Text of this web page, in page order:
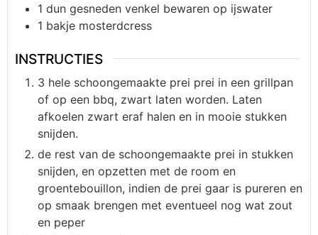
1 dun gesneden venkel bewaren op ijswater
1 bakje mosterdcress
INSTRUCTIES
3 hele schoongemaakte prei prei in een grillpan
of op een bbq, zwart laten worden. Laten
afkoelen zwart eraf halen en in mooie stukken
snijden.
de rest van de schoongemaakte prei in stukken
snijden, en opzetten met de room en
groentebouillon, indien de prei gaar is pureren en
op smaak brengen met eventueel nog wat zout
en peper